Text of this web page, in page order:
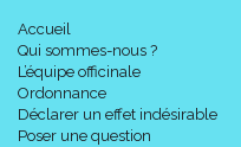
Accueil
Qui sommes-nous ?
L’équipe officinale
Ordonnance
Déclarer un effet indésirable
Poser une question